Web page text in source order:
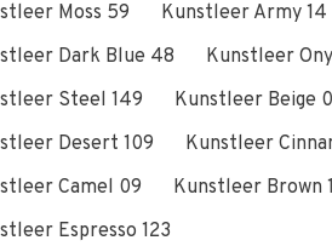
Moss 59
Kunstleer Army 14
Dark Blue 48
Kunstleer
Steel 149
Kunstleer Beige
Desert 109
Kunstleer
Camel 09
Kunstleer Brown
Espresso 123